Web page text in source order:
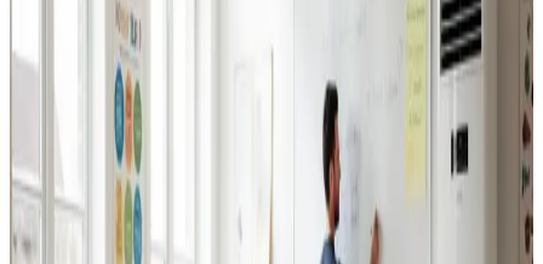
Ventilation til fabrikker, haller og lagerbygninger i
Holstebro. Professionel dimensionering.